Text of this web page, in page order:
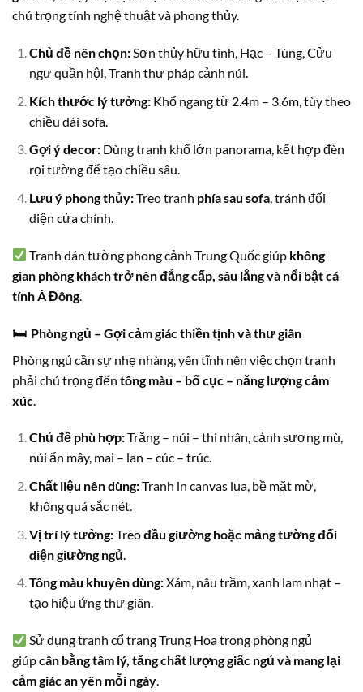
chú trọng tính nghệ thuật và phong thủy.
Chủ đề nên chọn:Sơn thủy hữu tình, Hạc – Tùng, Cửu
ngư quần hội, Tranh thư pháp cảnh núi.
Kích thước lý tưởng:Khổ ngang từ 2.4m – 3.6m, tùy theo
chiều dài sofa.
Gợi ý decor:Dùng tranh khổ lớn panorama, kết hợp đèn
rọi tường để tạo chiều sâu.
Lưu ý phong thủy:Treo tranh phía sau sofa, tránh đối
diện cửa chính.
Tranh dán tường phong cảnh Trung Quốc giúp không
gian phòng khách trở nên đẳng cấp, sâu lắng và nổi bật cá
tính Á Đông.
🛏 Phòng ngủ – Gợi cảm giác thiền tịnh và thư giãn
Phòng ngủ cần sự nhẹ nhàng, yên tĩnh nên việc chọn tranh
phải chú trọng đến tông màu – bố cục – năng lượng cảm
xúc
Chủ đề phù hợp:Trăng – núi – thi nhân, cảnh sương mù,
núi ẩn mây, mai – lan – cúc – trúc.
Chất liệu nên dùng:Tranh in canvas lụa, bề mặt mờ,
không quá sắc nét.
Vị trí lý tưởng:Treođầu giường hoặc mảng tường đối
diện giường ngủ
Tông màu khuyên dùng:Xám, nâu trầm, xanh lam nhạt –
tạo hiệu ứng thư giãn.
Sử dụng tranh cổ trang Trung Hoa trong phòng ngủ
giúpcân bằng tâm lý, tăng chất lượng giấc ngủ và mang lại
cảm giác an yên mỗi ngày.